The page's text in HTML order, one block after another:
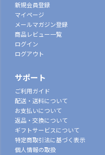
新規会員登録
マイページ
メールマガジン登録
商品レビュー一覧
ログイン
ログアウト
サポート
ご利用ガイド
配送・送料について
お支払いについて
返品・交換について
ギフトサービスについて
特定商取引法に基づく表示
個人情報の取扱